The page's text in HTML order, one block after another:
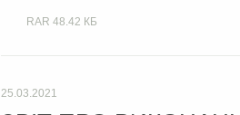
RAR 48.42 КБ
25.03.2021